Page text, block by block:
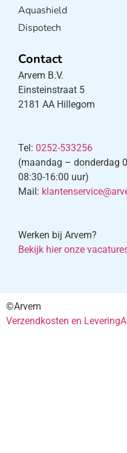
Aquashield
Dispotech
Contact
Arvem B.V.
Einsteinstraat 5
2181 AA Hillegom
Tel: 0252-533256
(maandag – donderdag
08:30-16:00 uur)
Mail:
Werken bij Arvem?
Bekijk hier onze
©Arvem
Verzendkosten en Levering